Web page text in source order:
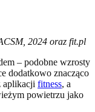
2024 oraz fit.pl
– podobne wzrosty
dodatkowo znacząco
aplikacji fitness, a
powietrzu jako